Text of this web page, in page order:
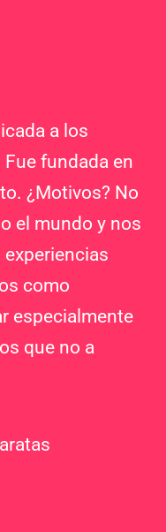
a los
fundada en
¿Motivos? No
el mundo y nos
como
especialmente
que no a